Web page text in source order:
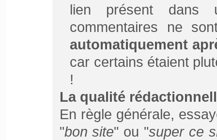
lien présent dans
commentaires ne
automatiquement
car certains étaient
!
La qualité
En règle générale,
"bon site" ou "super ce